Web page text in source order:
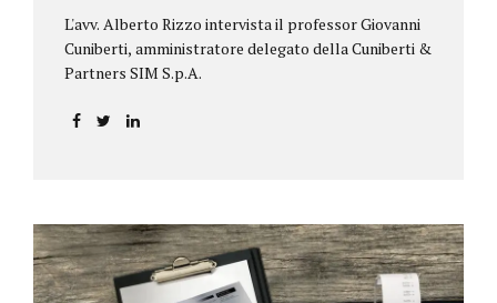
L'avv. Alberto Rizzo intervista il professor Giovanni
Cuniberti, amministratore delegato della Cuniberti &
Partners SIM S.p.A.